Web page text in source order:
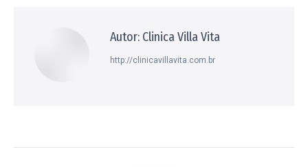
Autor: Clinica Villa Vita
http://clinicavillavita.com.br